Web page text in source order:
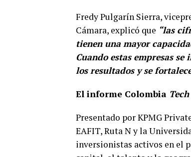
Fredy Pulgarín Sierra,
Cámara, explicó que “las
tienen una mayor
Cuando estas empresas
los resultados y se
El informe Colombia
Presentado por KPMG
EAFIT, Ruta N y la
inversionistas activos en el